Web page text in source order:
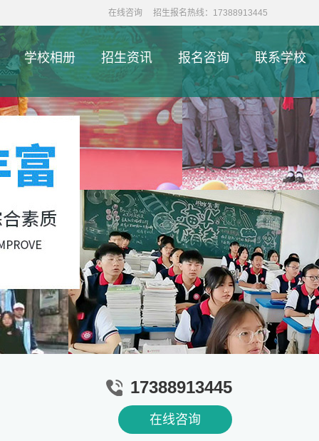
在线咨询 招生报名热线：17388913445
学校相册 招生资讯 报名咨询 联系学校
17388913445
在线咨询